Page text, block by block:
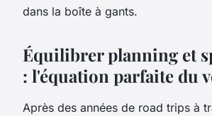
dans la boîte à gants.
Équilibrer planning et
: l'équation parfaite du
Après des années de road trips à